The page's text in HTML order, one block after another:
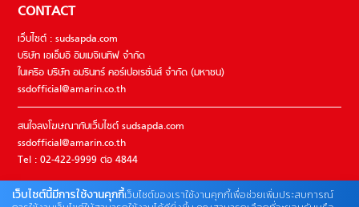
CONTACT
เว็บไซต์ : sudsapda.com
บริษัท เอเอ็มอี อิมเมจิเนทีฟ จำกัด
ในเครือ บริษัท อมรินทร์ คอร์เปอเรชั่นส์ จำกัด (มหาชน)
ssdofficial@amarin.co.th
สนใจลงโฆษณากับเว็บไซต์ sudsapda.com
ssdofficial@amarin.co.th
Tel : 02-422-9999 ต่อ 4844
เว็บไซต์นี้มีการใช้งานคุกกี้เว็บไซต์ของเราใช้งานคุกกี้เพื่อช่วยเพิ่มประสบการณ์